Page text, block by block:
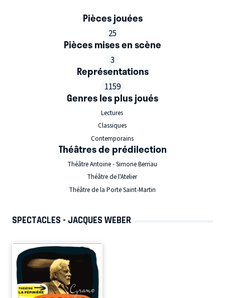
Pièces jouées
25
Pièces mises en scène
3
Représentations
1159
Genres les plus joués
Lectures
Classiques
Contemporains
Théâtres de prédilection
Théâtre Antoine - Simone Berriau
Théâtre de l'Atelier
Théâtre de la Porte Saint-Martin
SPECTACLES - JACQUES WEBER